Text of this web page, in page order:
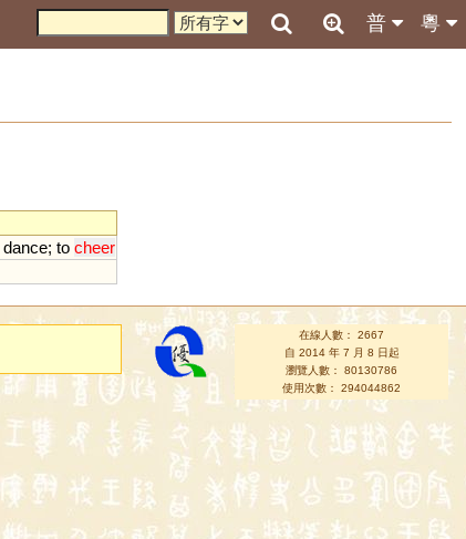
粵
普
dance; to cheer
在線人數： 2667
自 2014 年 7 月 8 日起
瀏覽人數： 80130786
使用次數： 294044862